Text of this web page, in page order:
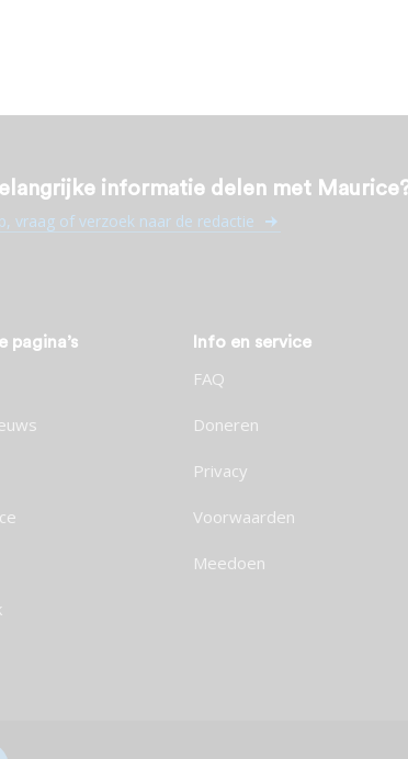
informatie delen met
vraag of verzoek naar de redactie
pagina’s Info en service
FAQ
Doneren
Privacy
Voorwaarden
Meedoen